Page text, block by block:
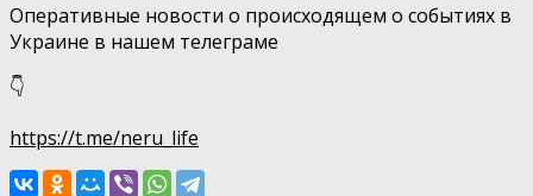
Оперативные новости о происходящем о событиях в
Украине в нашем телеграме
👇
https://t.me/neru_life